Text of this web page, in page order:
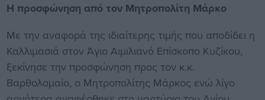
Η προσφώνηση από τον Μητροπολίτη Μάρκο
Με την αναφορά της ιδιαίτερης τιμής που αποδίδει η
Καλλιμασιά στον Άγιο Αιμιλιανό Επίσκοπο Κυζίκου,
ξεκίνησε την προσφώνηση προς τον κ.κ.
Βαρθολομαίο, ο Μητροπολίτης Μάρκος ενώ λίγο